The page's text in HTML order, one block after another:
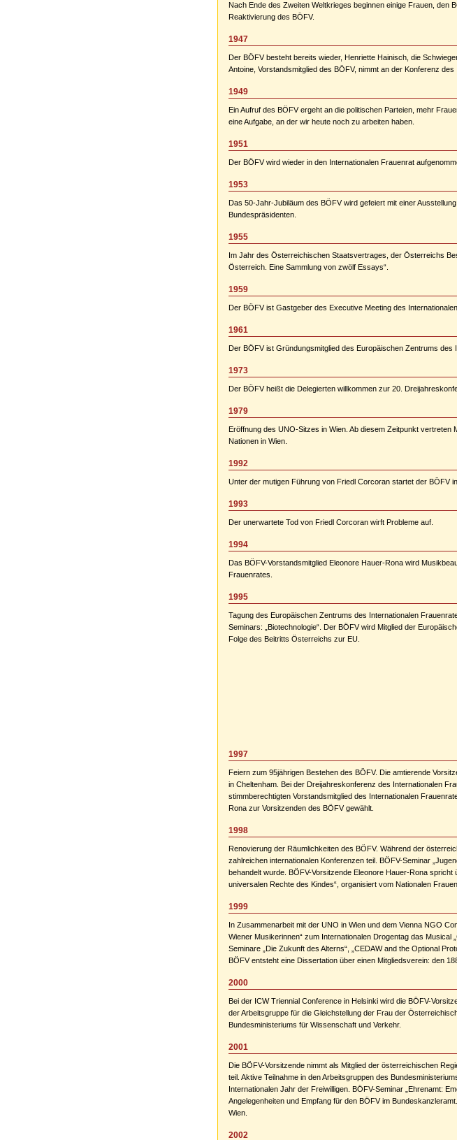
Nach Ende des Zweiten Weltkrieges beginnen einige Frauen, den
Reaktivierung des BÖFV.
1947
Der BÖFV besteht bereits wieder, Henriette Hainisch, die
Antoine, Vorstandsmitglied des BÖFV, nimmt an der Konferenz
1949
Ein Aufruf des BÖFV ergeht an die politischen Parteien, mehr
eine Aufgabe, an der wir heute noch zu arbeiten haben.
1951
Der BÖFV wird wieder in den Internationalen Frauenrat
1953
Das 50-Jahr-Jubiläum des BÖFV wird gefeiert mit einer
Bundespräsidenten.
1955
Im Jahr des Österreichischen Staatsvertrages, der Österreichs
Österreich. Eine Sammlung von zwölf Essays“.
1959
Der BÖFV ist Gastgeber des Executive Meeting des
1961
Der BÖFV ist Gründungsmitglied des Europäischen Zentrums des
1973
Der BÖFV heißt die Delegierten willkommen zur 20.
1979
Eröffnung des UNO-Sitzes in Wien. Ab diesem Zeitpunkt vertreten
Nationen in Wien.
1992
Unter der mutigen Führung von Friedl Corcoran startet der BÖFV
1993
Der unerwartete Tod von Friedl Corcoran wirft Probleme auf.
1994
Das BÖFV-Vorstandsmitglied Eleonore Hauer-Rona wird
Frauenrates.
1995
Tagung des Europäischen Zentrums des Internationalen
Seminars: „Biotechnologie“. Der BÖFV wird Mitglied der
Folge des Beitritts Österreichs zur EU.
1997
Feiern zum 95jährigen Bestehen des BÖFV. Die amtierende
in Cheltenham. Bei der Dreijahreskonferenz des Internationalen
stimmberechtigten Vorstandsmitglied des Internationalen
Rona zur Vorsitzenden des BÖFV gewählt.
1998
Renovierung der Räumlichkeiten des BÖFV. Während der
zahlreichen internationalen Konferenzen teil. BÖFV-Seminar
behandelt wurde. BÖFV-Vorsitzende Eleonore Hauer-Rona
universalen Rechte des Kindes“, organisiert vom Nationalen
1999
In Zusammenarbeit mit der UNO in Wien und dem Vienna NGO
Wiener Musikerinnen“ zum Internationalen Drogentag das
Seminare „Die Zukunft des Alterns“, „CEDAW and the Optional
BÖFV entsteht eine Dissertation über einen Mitgliedsverein: den
2000
Bei der ICW Triennial Conference in Helsinki wird die BÖFV-
der Arbeitsgruppe für die Gleichstellung der Frau der
Bundesministeriums für Wissenschaft und Verkehr.
2001
Die BÖFV-Vorsitzende nimmt als Mitglied der österreichischen
teil. Aktive Teilnahme in den Arbeitsgruppen des
Internationalen Jahr der Freiwilligen. BÖFV-Seminar „Ehrenamt:
Angelegenheiten und Empfang für den BÖFV im
Wien.
2002